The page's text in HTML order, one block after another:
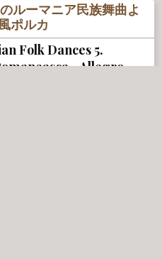
ルーマニア民族舞曲よ
ポルカ
Folk Dances 5.
- Allegro